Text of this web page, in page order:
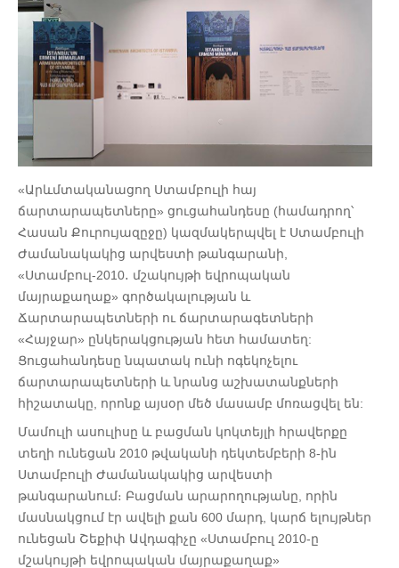
«Արևմտականացող Ստամբուլի հայ
ճարտարապետները» ցուցահանդեսը (համադրող՝
Հասան Քուրույազըջը) կազմակերպվել է Ստամբուլի
Ժամանակակից արվեստի թանգարանի,
«Ստամբուլ-2010․ մշակույթի եվրոպական
մայրաքաղաք» գործակալության և
Ճարտարապետների ու ճարտարագետների
«Հայջար» ընկերակցության հետ համատեղ:
Ցուցահանդեսը նպատակ ունի ոգեկոչելու
ճարտարապետների և նրանց աշխատանքների
հիշատակը, որոնք այսօր մեծ մասամբ մոռացվել են:
Մամուլի ասուլիսը և բացման կոկտեյլի հրավերքը
տեղի ունեցան 2010 թվականի դեկտեմբերի 8-ին
Ստամբուլի Ժամանակակից արվեստի
թանգարանում։ Բացման արարողությանը, որին
մասնակցում էր ավելի քան 600 մարդ, կարճ ելույթներ
ունեցան Շեքիփ Ավդագիչը «Ստամբուլ 2010-ը
մշակույթի եվրոպական մայրաքաղաք»